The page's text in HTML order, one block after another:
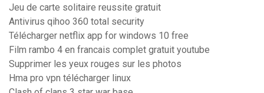
Jeu de carte solitaire reussite gratuit
Antivirus qihoo 360 total security
Télécharger netflix app for windows 10 free
Film rambo 4 en francais complet gratuit youtube
Supprimer les yeux rouges sur les photos
Hma pro vpn télécharger linux